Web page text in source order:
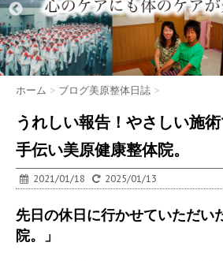
ホーム > ブログ美原整体日誌 >
うれしい報告！やさしい施
手伝い美原健康整体院。
2021/01/18 2025/01/13
先日の休日に行かせていただい
院。」